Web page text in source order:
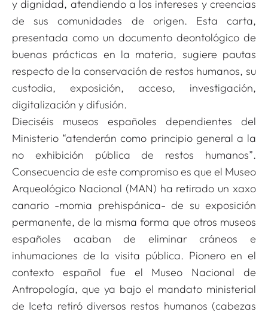
y dignidad, atendiendo a los intereses y creencias
de sus comunidades de origen. Esta carta,
presentada como un documento deontológico de
buenas prácticas en la materia, sugiere pautas
respecto de la conservación de restos humanos, su
custodia, exposición, acceso, investigación,
digitalización y difusión.
Dieciséis museos españoles dependientes del
Ministerio “atenderán como principio general a la
no exhibición pública de restos humanos”.
Consecuencia de este compromiso es que el Museo
Arqueológico Nacional (MAN) ha retirado un xaxo
canario -momia prehispánica- de su exposición
permanente, de la misma forma que otros museos
españoles acaban de eliminar cráneos e
inhumaciones de la visita pública. Pionero en el
contexto español fue el Museo Nacional de
Antropología, que ya bajo el mandato ministerial
de Iceta retiró diversos restos humanos (cabezas